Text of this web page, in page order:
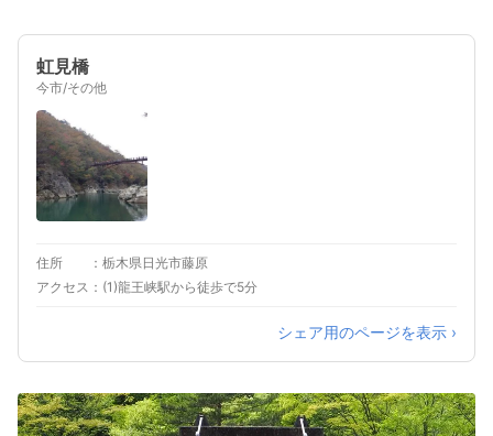
虹見橋
今市/その他
住所
栃木県日光市藤原
アクセス
(1)龍王峡駅から徒歩で5分
シェア用のページを表示 ›